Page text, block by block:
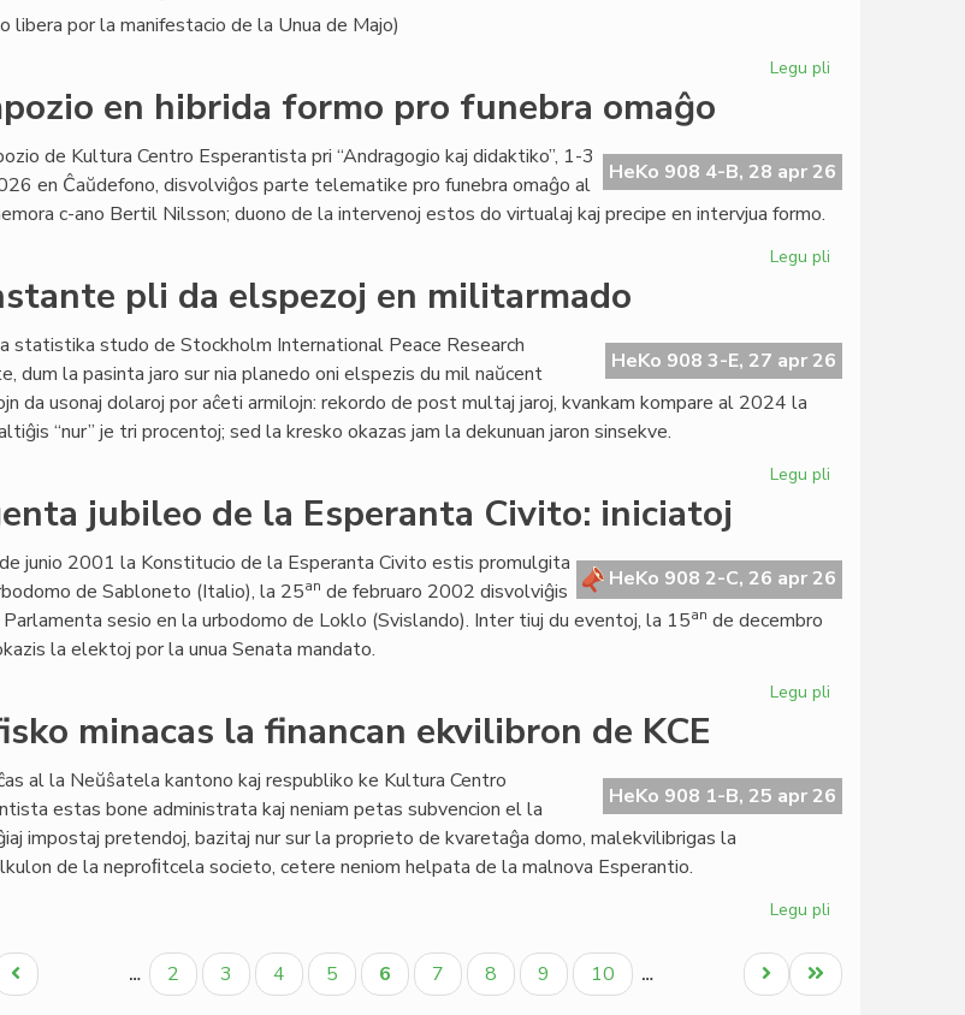
libera por la manifestacio de la Unua de Majo)
Legu pli
sia
simpozio
en hibrida formo pro funebra omaĝo
HeKo 908 4-B, 28 apr 26
de Kultura Centro Esperantista pri “Andragogio kaj didaktiko”, 1-3
en Ĉaŭdefono, disvolviĝos parte telematike pro funebra omaĝo al
c-ano Bertil Nilsson; duono de la intervenoj estos do virtualaj kaj precipe en intervjua formo.
Legu pli
formo
pro
pli da elspezoj en militarmado
HeKo 908 3-E, 27 apr 26
statistika studo de Stockholm International Peace Research
dum la pasinta jaro sur nia planedo oni elspezis du mil naŭcent
da usonaj dolaroj por aĉeti armilojn: rekordo de post multaj jaroj, kvankam kompare al 2024 la
“nur” je tri procentoj; sed la kresko okazas jam la dekunuan jaron sinsekve.
Legu pli
elspezoj
en
jubileo de la Esperanta Civito: iniciatoj
HeKo 908 2-C, 26 apr 26
de junio 2001 la Konstitucio de la Esperanta Civito estis promulgita
de Sabloneto (Italio), la 25an de februaro 2002 disvolviĝis
Parlamenta sesio en la urbodomo de Loklo (Svislando). Inter tiuj du eventoj, la 15an de decembro
la elektoj por la unua Senata mandato.
Legu pli
la
Esperanta
minacas la financan ekvilibron de KCE
HeKo 908 1-B, 25 apr 26
al la Neŭŝatela kantono kaj respubliko ke Kultura Centro
estas bone administrata kaj neniam petas subvencion el la
impostaj pretendoj, bazitaj nur sur la proprieto de kvaretaĝa domo, malekvilibrigas la
de la neproﬁtcela societo, cetere neniom helpata de la malnova Esperantio.
Legu pli
fisko
minacas
Antaŭa
paĝo
… Paĝo
2 Paĝo
3 Paĝo
4 Paĝo
5
Aktuala
paĝo
6 Paĝo
7 Paĝo
8 Paĝo
9 Paĝo
10 …
Last
page
Next
page